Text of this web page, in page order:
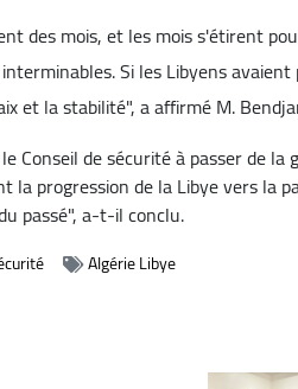
des mois, et les mois s'étirent
Si les Libyens
et la stabilité", a affirmé M.
Conseil de sécurité à passer de
progression de la Libye vers la
passé", a-t-il conclu.
Algérie Libye